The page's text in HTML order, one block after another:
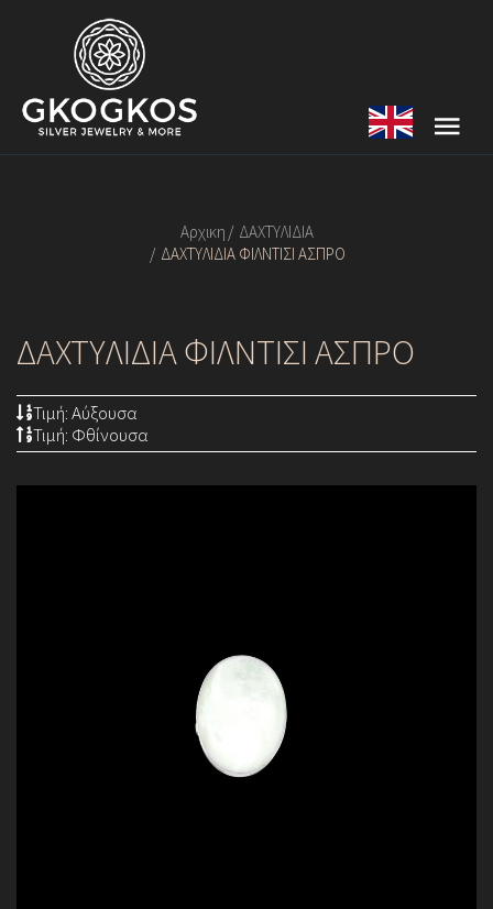
Αρχικη
ΔΑΧΤΥΛΙΔΙΑ
ΔΑΧΤΥΛΙΔΙΑ ΦΙΛΝΤΙΣΙ ΑΣΠΡΟ
ΔΑΧΤΥΛΙΔΙΑ ΦΙΛΝΤΙΣΙ ΑΣΠΡΟ
Τιμή: Αύξουσα
Τιμή: Φθίνουσα